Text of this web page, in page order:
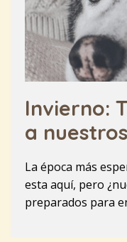
Invierno:
a
La época más
esta aquí, pero
preparados para